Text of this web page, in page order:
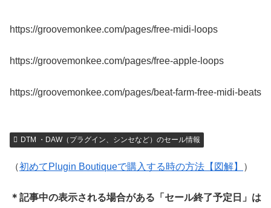
https://groovemonkee.com/pages/free-midi-loops
https://groovemonkee.com/pages/free-apple-loops
https://groovemonkee.com/pages/beat-farm-free-midi-beats
DTM ・DAW（プラグイン、シンセなど）のセール情報
（初めてPlugin Boutiqueで購入する時の方法【図解】 ）
＊記事中の表示される場合がある「セール終了予定日」は